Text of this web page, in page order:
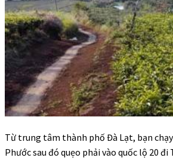
Từ trung tâm thành phố Đà Lạt, bạn
Phước sau đó quẹo phải vào quốc lộ 20